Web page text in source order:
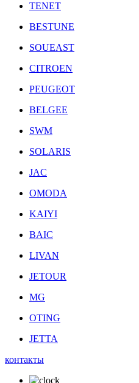
TENET
BESTUNE
SOUEAST
CITROEN
PEUGEOT
BELGEE
SWM
SOLARIS
JAC
OMODA
KAIYI
BAIC
LIVAN
JETOUR
MG
OTING
JETTA
контакты